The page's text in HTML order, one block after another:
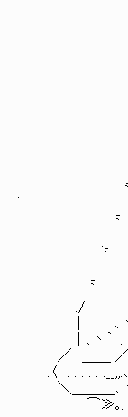
:|
八.:|.::
/ ＼
__ノ ＼
＿＿
√ |:
_ .-√
_ -=ﾆ￣
/ ＼i:
′ . ::
_ |
. ｀
_ ′ √
｀ √
._ √
｀ . . . .
_ |. . . .
.｀ 叭. . . .
./ /∧. . . . . .
| ､丶｀ : /∧
| ､丶｀. . .._
／ ＿＿ ／
.〈 . . . . .
＼＿＿＿､丶
⌒≫｡. 厂 /